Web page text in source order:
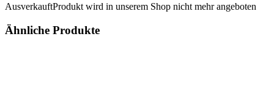
AusverkauftProdukt wird in unserem Shop nicht mehr angeboten
Ähnliche Produkte